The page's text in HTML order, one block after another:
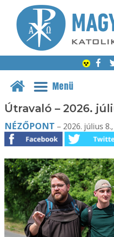
Menü
Útravaló – 2026.
NÉZŐPONT – 2026. július